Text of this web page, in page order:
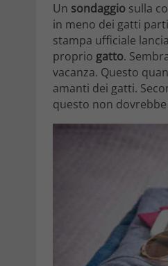
Un sondaggio sulla
in meno dei gatti
stampa ufficiale
proprio gatto.
vacanza. Questo
amanti dei gatti.
questo non